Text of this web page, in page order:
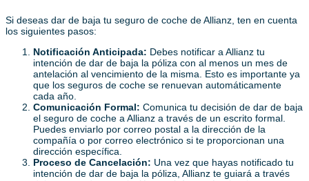
Si deseas dar de baja tu seguro de coche de Allianz, ten en cuenta
los siguientes pasos:
Notificación Anticipada: Debes notificar a Allianz tu
intención de dar de baja la póliza con al menos un mes de
antelación al vencimiento de la misma. Esto es importante ya
que los seguros de coche se renuevan automáticamente
cada año.
Comunicación Formal: Comunica tu decisión de dar de baja
el seguro de coche a Allianz a través de un escrito formal.
Puedes enviarlo por correo postal a la dirección de la
compañía o por correo electrónico si te proporcionan una
dirección específica.
Proceso de Cancelación: Una vez que hayas notificado tu
intención de dar de baja la póliza, Allianz te guiará a través